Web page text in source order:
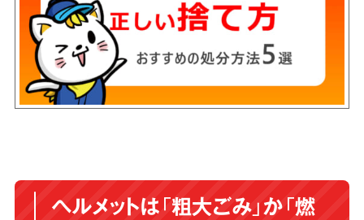
ヘルメットは「粗大ごみ」か「燃